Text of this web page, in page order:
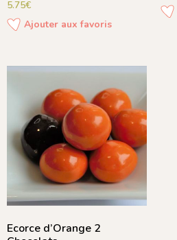
5.75€
Ajouter aux favoris
Ecorce d’Orange 2